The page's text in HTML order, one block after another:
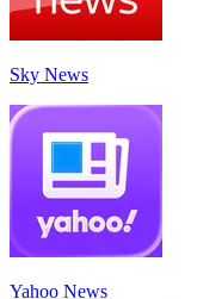
Sky News
Yahoo News